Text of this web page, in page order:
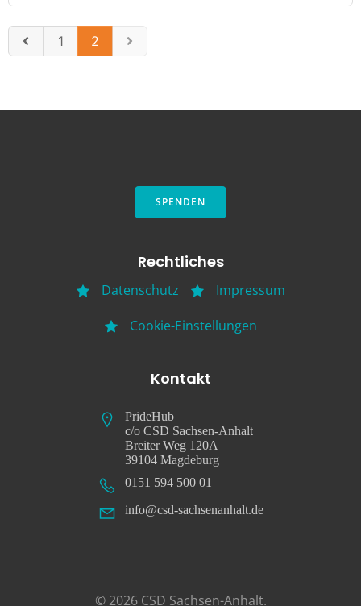
1 2
SPENDEN
Kontakt
PrideHub
c/o CSD Sachsen-Anhalt
Breiter Weg 120A
39104 Magdeburg
0151 594 500 01
info@csd-sachsenanhalt.de
Rechtliches
Datenschutz
Impressum
Cookie-Einstellungen
© 2026 CSD Sachsen-Anhalt.